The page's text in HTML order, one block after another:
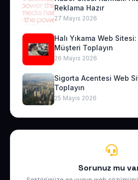
Reklama Hazır
27 Mayıs 2026
Halı Yıkama Web
Müşteri Toplayın
26 Mayıs 2026
Sigorta Acentesi Web
Toplayın
25 Mayıs 2026
Sorunuz mu